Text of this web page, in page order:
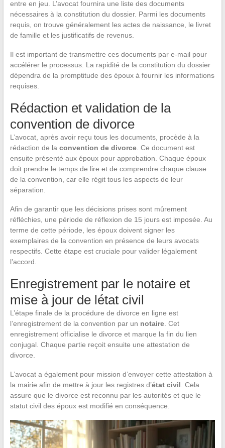
entre en jeu. L’avocat fournira une liste des documents
nécessaires à la constitution du dossier. Parmi les documents
requis, on trouve généralement les actes de naissance, le livret
de famille et les justificatifs de revenus.
Il est important de transmettre ces documents par e-mail pour
accélérer le processus. La rapidité de la constitution du dossier
dépendra de la promptitude des époux à fournir les informations
requises.
Rédaction et validation de la
convention de divorce
L’avocat, après avoir reçu tous les documents, procède à la
rédaction de la convention de divorce. Ce document est
ensuite présenté aux époux pour approbation. Chaque époux
doit prendre le temps de lire et de comprendre chaque clause
de la convention, car elle régit tous les aspects de leur
séparation.
Afin de garantir que les décisions prises sont mûrement
réfléchies, une période de réflexion de 15 jours est imposée. Au
terme de cette période, les époux doivent signer les
exemplaires de la convention en présence de leurs avocats
respectifs. Cette étape est cruciale pour valider légalement
l’accord.
Enregistrement par le notaire et
mise à jour de létat civil
L’étape finale de la procédure de divorce en ligne est
l’enregistrement de la convention par un notaire. Cet
enregistrement officialise le divorce et marque la fin du lien
conjugal. Chaque partie reçoit ensuite une attestation de
divorce.
L’avocat a également pour mission d’envoyer cette attestation à
la mairie afin de mettre à jour les registres d’état civil . Cela
assure que le divorce est reconnu par les autorités et que le
statut civil des époux est modifié en conséquence.